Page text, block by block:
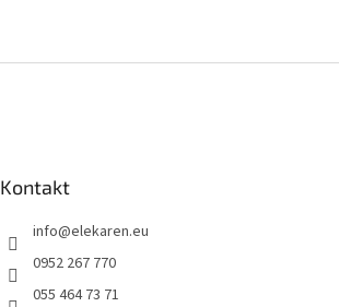
Kontakt
info@elekaren.eu
0952 267 770
055 464 73 71